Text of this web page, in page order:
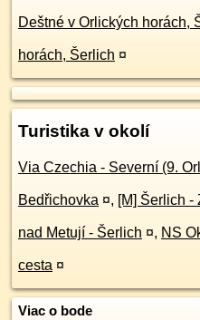
Deštné v Orlických horách,
horách, Šerlich ¤
Turistika v okolí
Via Czechia - Severní (9.
Bedřichovka ¤, [M] Šerlich -
nad Metují - Šerlich ¤, NS
cesta ¤
Viac o bode